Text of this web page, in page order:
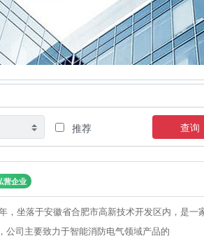
推荐 查询
营企业
，坐落于安徽省合肥市高新技术开发区内，是一
公司主要致力于智能消防电气领域产品的